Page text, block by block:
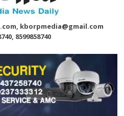
kborpmedia@gmail.com
8599858740